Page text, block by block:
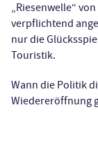
„Riesenwelle“
verpflichtend
nur die
Touristik.
Wann die Politik
Wiedereröffnung